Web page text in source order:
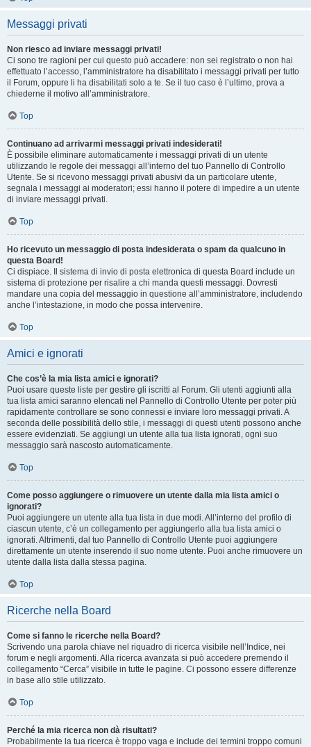
Messaggi privati
Non riesco ad inviare messaggi privati!
Ci sono tre ragioni per cui questo può accadere: non sei registrato o non hai
effettuato l’accesso, l’amministratore ha disabilitato i messaggi privati per tutto
il Forum, oppure li ha disabilitati solo a te. Se il tuo caso è l’ultimo, prova a
chiederne il motivo all’amministratore.
Top
Continuano ad arrivarmi messaggi privati indesiderati!
È possibile eliminare automaticamente i messaggi privati ​​di un utente
utilizzando le regole dei messaggi all’interno del tuo Pannello di Controllo
Utente. Se si ricevono messaggi privati ​​abusivi da un particolare utente,
segnala i messaggi ai moderatori; essi hanno il potere di impedire a un utente
di inviare messaggi privati​​.
Top
Ho ricevuto un messaggio di posta indesiderata o spam da qualcuno in
questa Board!
Ci dispiace. Il sistema di invio di posta elettronica di questa Board include un
sistema di protezione per risalire a chi manda questi messaggi. Dovresti
mandare una copia del messaggio in questione all’amministratore, includendo
anche l’intestazione, in modo che possa intervenire.
Top
Amici e ignorati
Che cos’è la mia lista amici e ignorati?
Puoi usare queste liste per gestire gli iscritti al Forum. Gli utenti aggiunti alla
tua lista amici saranno elencati nel Pannello di Controllo Utente per poter più
rapidamente controllare se sono connessi e inviare loro messaggi privati. A
seconda delle possibilità dello stile, i messaggi di questi utenti possono anche
essere evidenziati. Se aggiungi un utente alla tua lista ignorati, ogni suo
messaggio sarà nascosto automaticamente.
Top
Come posso aggiungere o rimuovere un utente dalla mia lista amici o
ignorati?
Puoi aggiungere un utente alla tua lista in due modi. All’interno del profilo di
ciascun utente, c’è un collegamento per aggiungerlo alla tua lista amici o
ignorati. Altrimenti, dal tuo Pannello di Controllo Utente puoi aggiungere
direttamente un utente inserendo il suo nome utente. Puoi anche rimuovere un
utente dalla lista dalla stessa pagina.
Top
Ricerche nella Board
Come si fanno le ricerche nella Board?
Scrivendo una parola chiave nel riquadro di ricerca visibile nell’Indice, nei
forum e negli argomenti. Alla ricerca avanzata si può accedere premendo il
collegamento “Cerca” visibile in tutte le pagine. Ci possono essere differenze
in base allo stile utilizzato.
Top
Perché la mia ricerca non dà risultati?
Probabilmente la tua ricerca è troppo vaga e include dei termini troppo comuni